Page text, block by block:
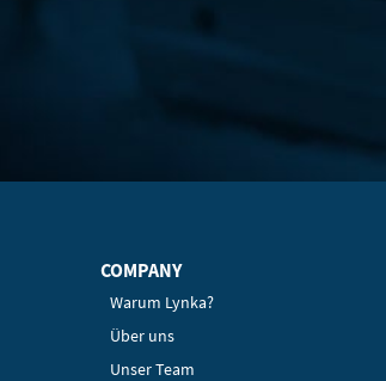
COMPANY
Warum Lynka?
Über uns
Unser Team